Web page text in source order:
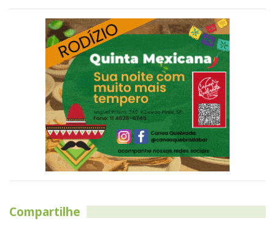
Compartilhe